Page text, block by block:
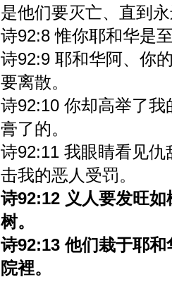
是他们要灭亡、直到
诗92:8 惟你耶和华是
诗92:9 耶和华阿、你
要离散。
诗92:10 你却高举了
膏了的。
诗92:11 我眼睛看见
击我的恶人受罚。
诗92:12 义人要发旺
树。
诗92:13 他们栽于耶
院裡。